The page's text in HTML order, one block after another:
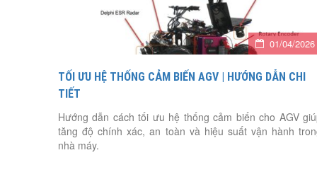
01/04/2026
TỐI ƯU HỆ THỐNG CẢM BIẾN AGV | HƯỚNG DẪN CHI
TIẾT
Hướng dẫn cách tối ưu hệ thống cảm biến cho AGV
tăng độ chính xác, an toàn và hiệu suất vận hành
nhà máy.